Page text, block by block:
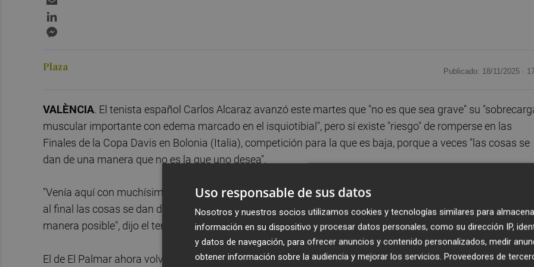
Plaza Publicado: 18/11/2025 ·
VALÈNCIA. El tenista español Carlos Alcaraz avanzó este martes que "no es que sea grave" su
muscular importante con edema marcado en el isquiotibial", pero sí existe "riesgo" de romperse en las
Finales de la Copa Davis en Bolonia (Italia), competición para la que es baja, porque a veces "las cosas se
dan de una manera que no es la que uno desea".
"Venía aquí con muchísima ilusión de poder competir, de poder representar a España en la Copa Davis.
al final las cosas se dan de una manera que a veces no es la que uno desea, y hay que aceptarla de la
manera posible", dijo el tenista español en declaraciones a RTVE desde Bolonia antes de regresar a
El de El Palmar ahora volverá "a casa" para "recuperar lo antes posible" y empezar el 2026 "lo mejor
Uso responsable de sus datos
Nosotros y nuestros socios utilizamos cookies y tecnologías similares para
información en su dispositivo y procesar datos personales, como su dirección IP,
y datos de navegación, para ofrecer anuncios y contenido personalizados, medir
obtener información sobre la audiencia y mejorar los servicios. Proveedores de